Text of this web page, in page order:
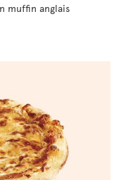
muffin anglais